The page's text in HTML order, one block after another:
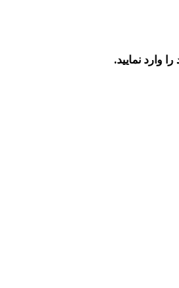
وارد نمایید.